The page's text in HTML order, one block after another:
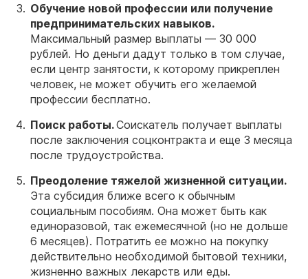
Обучение новой профессии или получение
предпринимательских навыков.
Максимальный размер выплаты — 30 000
рублей. Но деньги дадут только в том случае,
если центр занятости, к которому прикреплен
человек, не может обучить его желаемой
профессии бесплатно.
Поиск работы.Соискатель получает выплаты
после заключения соцконтракта и еще 3 месяца
после трудоустройства.
Преодоление тяжелой жизненной ситуации.
Эта субсидия ближе всего к обычным
социальным пособиям. Она может быть как
единоразовой, так ежемесячной (но не дольше
6 месяцев). Потратить ее можно на покупку
действительно необходимой бытовой техники,
жизненно важных лекарств или еды.